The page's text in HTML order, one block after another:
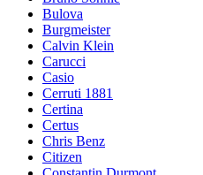
Bulova
Burgmeister
Calvin Klein
Carucci
Casio
Cerruti 1881
Certina
Certus
Chris Benz
Citizen